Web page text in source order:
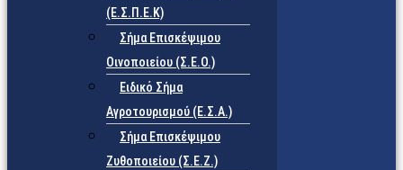
(Ε.Σ.Π.Ε.Κ)
Σήμα Επισκέψιμου
Οινοποιείου (Σ.Ε.Ο.)
Ειδικό Σήμα
Αγροτουρισμού (Ε.Σ.Α.)
Σήμα Επισκέψιμου
Ζυθοποιείου (Σ.Ε.Ζ.)